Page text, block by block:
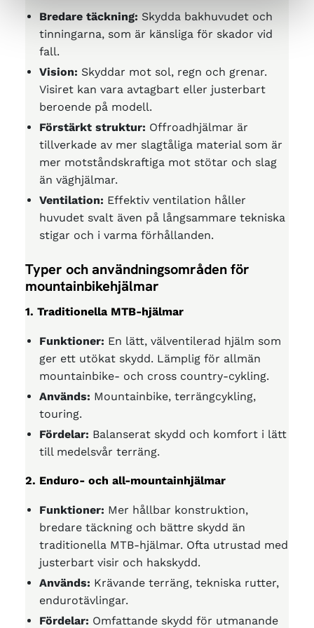
Bredare täckning: Skydda bakhuvudet och
tinningarna, som är känsliga för skador vid
fall.
Vision: Skyddar mot sol, regn och grenar.
Visiret kan vara avtagbart eller justerbart
beroende på modell.
Förstärkt struktur: Offroadhjälmar är
tillverkade av mer slagtåliga material som är
mer motståndskraftiga mot stötar och slag
än väghjälmar.
Ventilation: Effektiv ventilation håller
huvudet svalt även på långsammare tekniska
stigar och i varma förhållanden.
Typer och användningsområden för
mountainbikehjälmar
1. Traditionella MTB-hjälmar
Funktioner: En lätt, välventilerad hjälm som
ger ett utökat skydd. Lämplig för allmän
mountainbike- och cross country-cykling.
Används: Mountainbike, terrängcykling,
touring.
Fördelar: Balanserat skydd och komfort i lätt
till medelsvår terräng.
2. Enduro- och all-mountainhjälmar
Funktioner: Mer hållbar konstruktion,
bredare täckning och bättre skydd än
traditionella MTB-hjälmar. Ofta utrustad med
justerbart visir och hakskydd.
Används: Krävande terräng, tekniska rutter,
endurotävlingar.
Fördelar: Omfattande skydd för utmanande